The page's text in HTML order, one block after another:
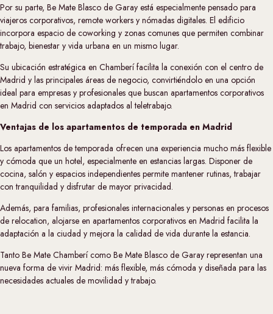
Por su parte, Be Mate Blasco de Garay está especialmente pensado para
viajeros corporativos, remote workers y nómadas digitales. El edificio
incorpora espacio de coworking y zonas comunes que permiten combinar
trabajo, bienestar y vida urbana en un mismo lugar.
Su ubicación estratégica en Chamberí facilita la conexión con el centro de
Madrid y las principales áreas de negocio, convirtiéndolo en una opción
ideal para empresas y profesionales que buscan apartamentos corporativos
en Madrid con servicios adaptados al teletrabajo.
Ventajas de los apartamentos de temporada en Madrid
Los apartamentos de temporada ofrecen una experiencia mucho más flexible
y cómoda que un hotel, especialmente en estancias largas. Disponer de
cocina, salón y espacios independientes permite mantener rutinas, trabajar
con tranquilidad y disfrutar de mayor privacidad.
Además, para familias, profesionales internacionales y personas en procesos
de relocation, alojarse en apartamentos corporativos en Madrid facilita la
adaptación a la ciudad y mejora la calidad de vida durante la estancia.
Tanto Be Mate Chamberícomo Be Mate Blasco de Garay representan una
nueva forma de vivir Madrid: más flexible, más cómoda y diseñada para las
necesidades actuales de movilidad y trabajo.